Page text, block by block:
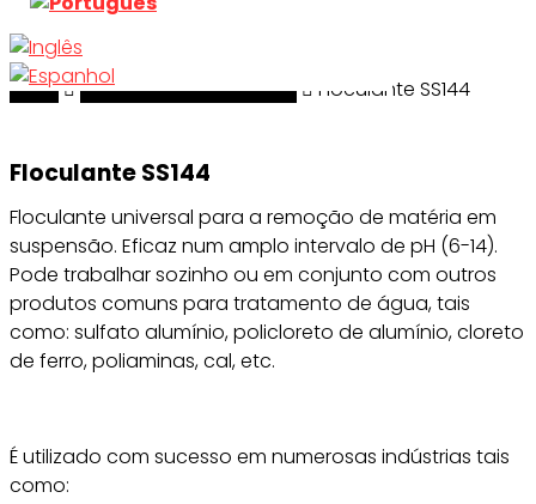
search
Início Tratamentos de Águas Floculante SS144
Floculante SS144
Floculante universal para a remoção de matéria em
suspensão. Eficaz num amplo intervalo de pH (6-14).
Pode trabalhar sozinho ou em conjunto com outros
produtos comuns para tratamento de água, tais
como: sulfato alumínio, policloreto de alumínio, cloreto
de ferro, poliaminas, cal, etc.
É utilizado com sucesso em numerosas indústrias tais
como: